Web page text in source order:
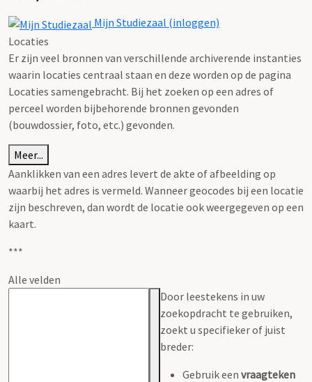
Mijn Studiezaal (inloggen)
Locaties
Er zijn veel bronnen van verschillende archiverende instanties
waarin locaties centraal staan en deze worden op de pagina
Locaties samengebracht. Bij het zoeken op een adres of
perceel worden bijbehorende bronnen gevonden
(bouwdossier, foto, etc.) gevonden.
Meer...
Aanklikken van een adres levert de akte of afbeelding op
waarbij het adres is vermeld. Wanneer geocodes bij een locatie
zijn beschreven, dan wordt de locatie ook weergegeven op een
kaart.
***
Alle velden
Door leestekens in uw
zoekopdracht te gebruiken,
zoekt u specifieker of juist
breder:
Gebruik een vraagteken